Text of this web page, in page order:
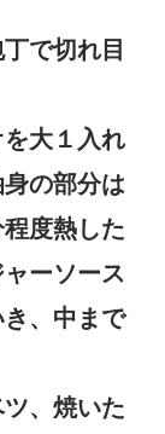
で切れ目
大１入れ
の部分は
度熱した
ーソース
、中まで
、焼いた